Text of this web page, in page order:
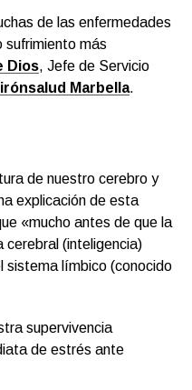
de las enfermedades
sufrimiento más
Dios, Jefe de Servicio
Marbella.
de nuestro cerebro y
explicación de esta
«mucho antes de que la
cerebral (inteligencia)
sistema límbico (conocido
supervivencia
de estrés ante